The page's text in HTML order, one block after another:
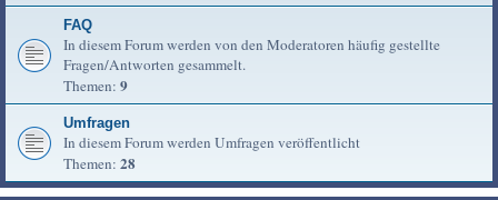
FAQ
In diesem Forum werden von den Moderatoren häufig gestellte
Fragen/Antworten gesammelt.
Themen: 9
Umfragen
In diesem Forum werden Umfragen veröffentlicht
Themen: 28